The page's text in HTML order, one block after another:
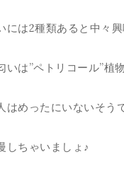
には2種類あると中々
は”ペトリコール”植
はめったにいないそう
しちゃいましょ♪